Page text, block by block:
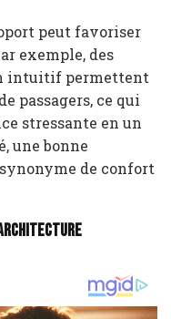
peut favoriser
exemple, des
intuitif permettent
passagers, ce qui
stressante en un
une bonne
de confort
architecture